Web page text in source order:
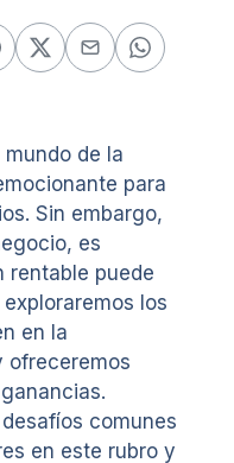
mundo de la
para
Sin embargo,
es
rentable puede
los
en la
ofreceremos
comunes
en este rubro y